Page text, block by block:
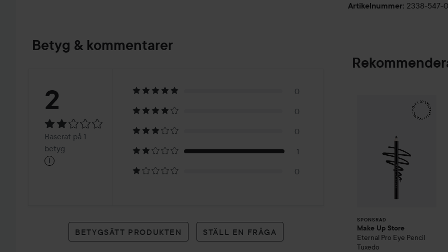
Betyg & kommentarer
Betyg:
2Baserat
på
betyg
2
Baserat på 1
betyg
i
0
0
0
1
0
BETYGSÄTT PRODUKTEN STÄLL EN FRÅGA
Artikelnummer: 2338-547-
SPONSRAD
Make Up Store
Eternal Pro Eye Pencil
Tuxedo
Make Up Store